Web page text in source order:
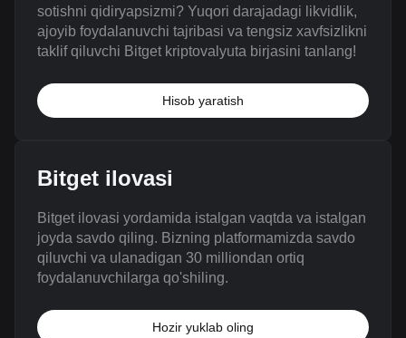
sotishni qidiryapsizmi? Yuqori darajadagi likvidlik,
ajoyib foydalanuvchi tajribasi va tengsiz xavfsizlikni
taklif qiluvchi Bitget kriptovalyuta birjasini tanlang!
Hisob yaratish
Bitget ilovasi
Bitget ilovasi yordamida istalgan vaqtda va istalgan
joyda savdo qiling. Bizning platformamizda savdo
qiluvchi va ulanadigan 30 milliondan ortiq
foydalanuvchilarga qo'shiling.
Hozir yuklab oling